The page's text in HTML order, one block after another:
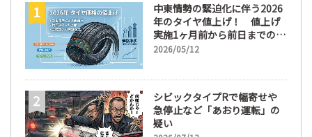
中東情勢の緊迫化に伴う2026
年のタイヤ値上げ！ 値上げ
実施1ヶ月前から前日までの期
間が販売において極めて重要
2026/05/12
シビックタイプRで幅寄せや
急停止など「あおり運転」の
疑い